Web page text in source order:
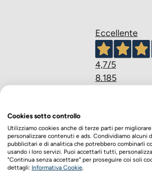
Eccellente
4,7/5
8.185
Clicca qui per
Precedente
Cookies sotto controllo
Utilizziamo cookies anche di terze parti per
personalizzare contenuti e ads. Condividiamo alcuni
pubblicitari e di analitica che potrebbero combinarli
usando i loro servizi. Puoi accettarli tutti,
"Continua senza accettare" per proseguire coi soli
dettagli: Informativa Cookie.